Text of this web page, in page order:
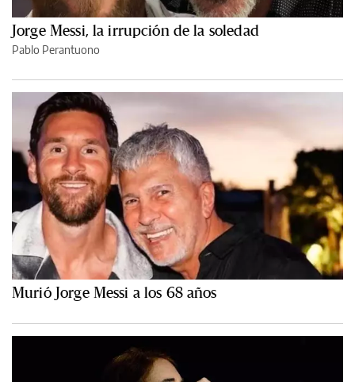
Jorge Messi, la irrupción de la soledad
Pablo Perantuono
Murió Jorge Messi a los 68 años